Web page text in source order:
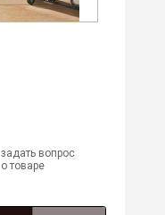
задать вопрос
о товаре